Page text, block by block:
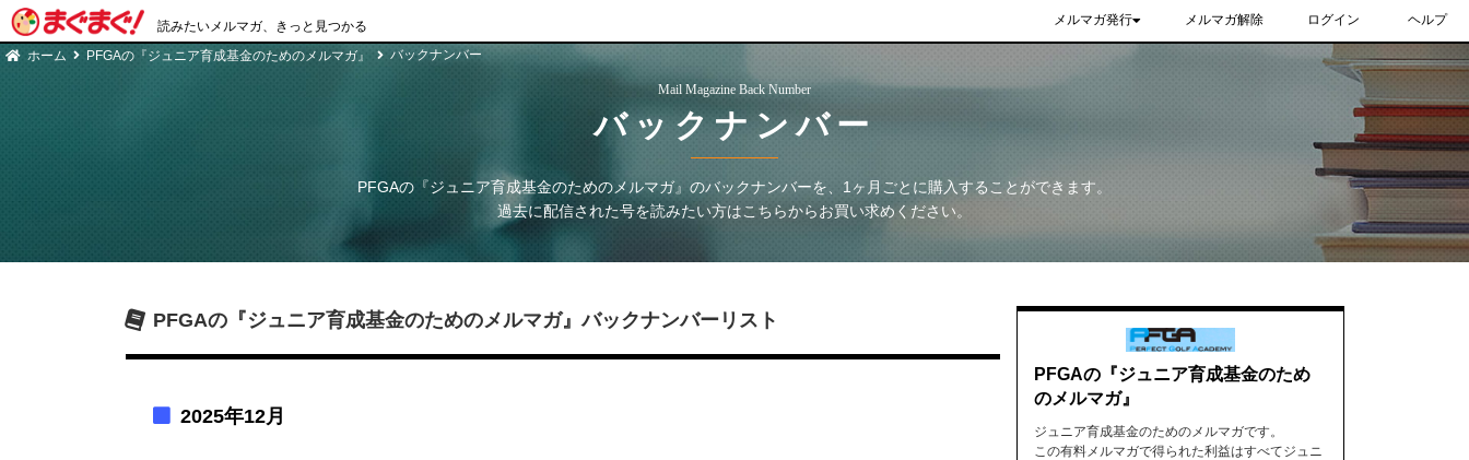
読みたいメルマガ、きっと見つかる メルマガ発行 メルマガ解除 ログイン ヘルプ
ホーム PFGAの『ジュニア育成基金のためのメルマガ』 バックナンバー
Mail Magazine Back Number
バックナンバー
PFGAの『ジュニア育成基金のためのメルマガ』 のバックナンバーを、1ヶ月ごとに購入することができます。
過去に配信された号を読みたい方はこちらからお買い求めください。
PFGAの『ジュニア育成基金のためのメルマガ』バックナンバーリスト
2025年12月
PFGAの『ジュニア育成基金のため
のメルマガ』
ジュニア育成基金のためのメルマガです。
この有料メルマガで得られた利益はすべてジュニ